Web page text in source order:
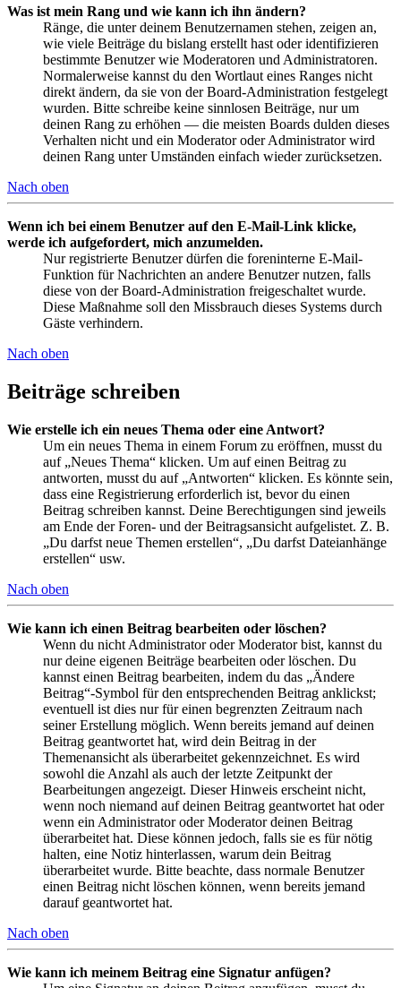
Was ist mein Rang und wie kann ich ihn ändern?
Ränge, die unter deinem Benutzernamen stehen, zeigen an,
wie viele Beiträge du bislang erstellt hast oder identifizieren
bestimmte Benutzer wie Moderatoren und Administratoren.
Normalerweise kannst du den Wortlaut eines Ranges nicht
direkt ändern, da sie von der Board-Administration festgelegt
wurden. Bitte schreibe keine sinnlosen Beiträge, nur um
deinen Rang zu erhöhen — die meisten Boards dulden dieses
Verhalten nicht und ein Moderator oder Administrator wird
deinen Rang unter Umständen einfach wieder zurücksetzen.
Nach oben
Wenn ich bei einem Benutzer auf den E-Mail-Link klicke,
werde ich aufgefordert, mich anzumelden.
Nur registrierte Benutzer dürfen die foreninterne E-Mail-
Funktion für Nachrichten an andere Benutzer nutzen, falls
diese von der Board-Administration freigeschaltet wurde.
Diese Maßnahme soll den Missbrauch dieses Systems durch
Gäste verhindern.
Nach oben
Beiträge schreiben
Wie erstelle ich ein neues Thema oder eine Antwort?
Um ein neues Thema in einem Forum zu eröffnen, musst du
auf „Neues Thema“ klicken. Um auf einen Beitrag zu
antworten, musst du auf „Antworten“ klicken. Es könnte sein,
dass eine Registrierung erforderlich ist, bevor du einen
Beitrag schreiben kannst. Deine Berechtigungen sind jeweils
am Ende der Foren- und der Beitragsansicht aufgelistet. Z. B.
„Du darfst neue Themen erstellen“, „Du darfst Dateianhänge
erstellen“ usw.
Nach oben
Wie kann ich einen Beitrag bearbeiten oder löschen?
Wenn du nicht Administrator oder Moderator bist, kannst du
nur deine eigenen Beiträge bearbeiten oder löschen. Du
kannst einen Beitrag bearbeiten, indem du das „Ändere
Beitrag“-Symbol für den entsprechenden Beitrag anklickst;
eventuell ist dies nur für einen begrenzten Zeitraum nach
seiner Erstellung möglich. Wenn bereits jemand auf deinen
Beitrag geantwortet hat, wird dein Beitrag in der
Themenansicht als überarbeitet gekennzeichnet. Es wird
sowohl die Anzahl als auch der letzte Zeitpunkt der
Bearbeitungen angezeigt. Dieser Hinweis erscheint nicht,
wenn noch niemand auf deinen Beitrag geantwortet hat oder
wenn ein Administrator oder Moderator deinen Beitrag
überarbeitet hat. Diese können jedoch, falls sie es für nötig
halten, eine Notiz hinterlassen, warum dein Beitrag
überarbeitet wurde. Bitte beachte, dass normale Benutzer
einen Beitrag nicht löschen können, wenn bereits jemand
darauf geantwortet hat.
Nach oben
Wie kann ich meinem Beitrag eine Signatur anfügen?